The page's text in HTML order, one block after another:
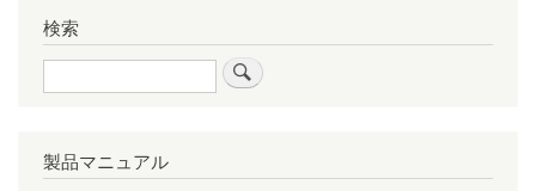
検索
検
索
製品マニュアル